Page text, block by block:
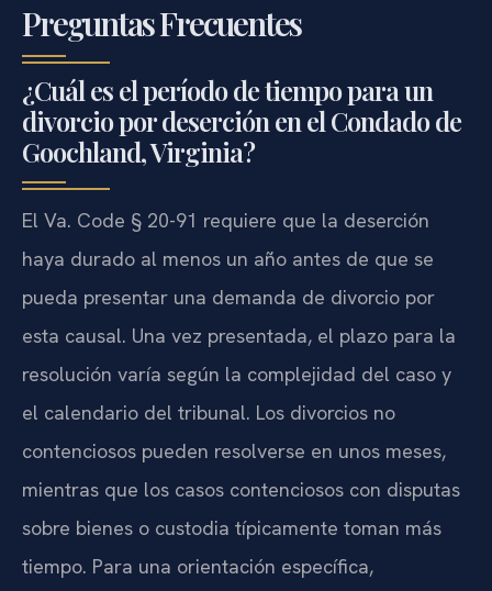
Preguntas Frecuentes
¿Cuál es el período de tiempo para un
divorcio por deserción en el Condado de
Goochland, Virginia?
El Va. Code § 20-91 requiere que la deserción
haya durado al menos un año antes de que se
pueda presentar una demanda de divorcio por
esta causal. Una vez presentada, el plazo para la
resolución varía según la complejidad del caso y
el calendario del tribunal. Los divorcios no
contenciosos pueden resolverse en unos meses,
mientras que los casos contenciosos con disputas
sobre bienes o custodia típicamente toman más
tiempo. Para una orientación específica,